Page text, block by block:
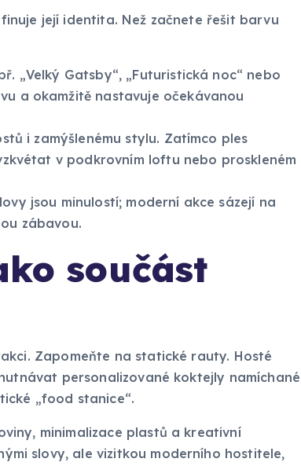
její identita. Než začnete řešit barvu
„Velký Gatsby“, „Futuristická noc“ nebo
a okamžitě nastavuje očekávanou
i zamýšlenému stylu. Zatímco ples
v podkrovním loftu nebo proskleném
jsou minulostí; moderní akce sázejí na
zábavou.
součást
Zapomeňte na statické rauty. Hosté
personalizované koktejly namíchané
„food stanice“.
minimalizace plastů a kreativní
slovy, ale vizitkou moderního hostitele,